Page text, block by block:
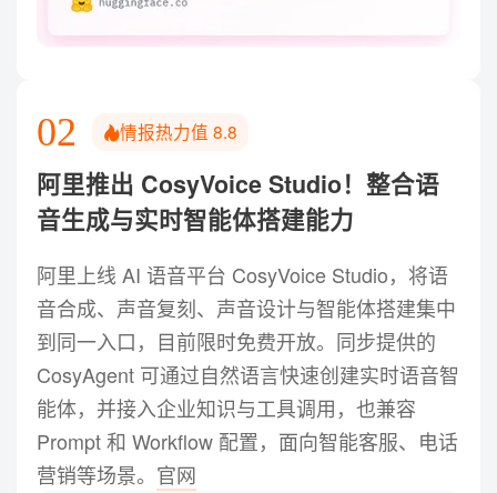
02 情报热力值8.8
阿里推出 CosyVoice Studio！整合语
音生成与实时智能体搭建能力
阿里上线 AI 语音平台 CosyVoice Studio，将语
音合成、声音复刻、声音设计与智能体搭建集中
到同一入口，目前限时免费开放。同步提供的
CosyAgent 可通过自然语言快速创建实时语音智
能体，并接入企业知识与工具调用，也兼容
Prompt 和 Workflow 配置，面向智能客服、电话
营销等场景。 官网
2026.08.8 星期六！总计1721 字，预计阅读需
01
蚂蚁百灵开源 Ling-3.0-flash！
5.1B 激活参数兼顾推理与部署效率
蚂蚁集团旗下百灵大模型正式开源新一代原生混合推理
模型 Ling-3.0-flash，采用 124B 总参数、5.1B 激活参
FP4、INT4 等版本。模型支持 256K 上下文训练，可通
过 API、单机私有化或高性能集群部署，重点覆盖代
码、研究及 Agent 等任务。